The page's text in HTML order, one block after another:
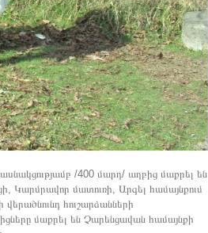
/400 մարդ/ աղբից մաքրել են
Կարմրավոր մատուռի, Արգել համայնքում
հուշարձանների
մաքրել են Չարենցավան համայնքի